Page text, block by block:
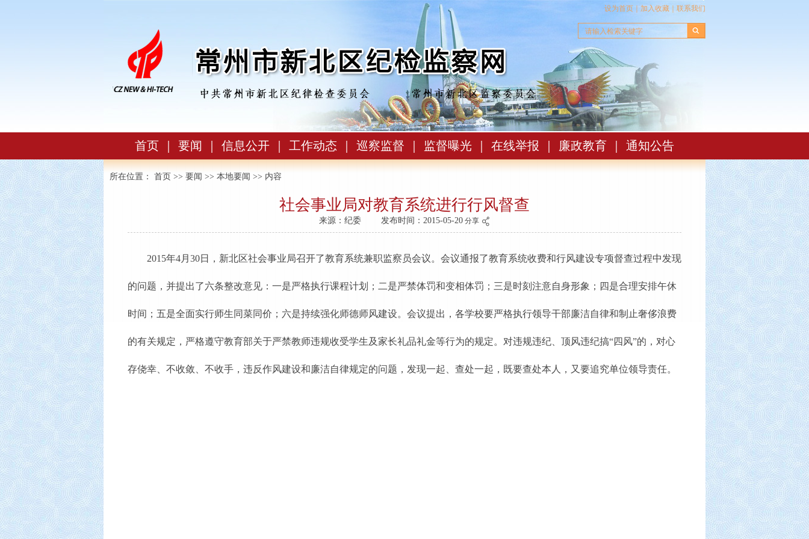
设为首页 加入收藏 联系我们
首页 要闻 信息公开 工作动态 巡察监督 监督曝光 在线举报 廉政教育 通知公告
所在位置： 首页 >> 要闻 >> 本地要闻 >> 内容
社会事业局对教育系统进行行风督查
来源：纪委 发布时间：2015-05-20 分享
2015年4月30日，新北区社会事业局召开了教育系统兼职监察员会议。会议通报了教育系统收费和行风建设专项督查过程中发现
的问题，并提出了六条整改意见：一是严格执行课程计划；二是严禁体罚和变相体罚；三是时刻注意自身形象；四是合理安排午休
时间；五是全面实行师生同菜同价；六是持续强化师德师风建设。会议提出，各学校要严格执行领导干部廉洁自律和制止奢侈浪费
的有关规定，严格遵守教育部关于严禁教师违规收受学生及家长礼品礼金等行为的规定。对违规违纪、顶风违纪搞“四风”的，对心
存侥幸、不收敛、不收手，违反作风建设和廉洁自律规定的问题，发现一起、查处一起，既要查处本人，又要追究单位领导责任。